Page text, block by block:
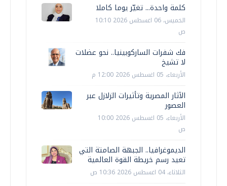
كلمة واحدة... تغيّر يوما كاملا
الخميس، 06 اغسطس 2026 10:10
ص
فك شفرات الساركوبينيا.. نحو عضلات
لا تشيخ
الأربعاء، 05 اغسطس 2026 12:00 م
الآثار المصرية وتأثيرات الزلازل عبر
العصور
الأربعاء، 05 اغسطس 2026 10:00
ص
الديموغرافيا.. الجبهة الصامتة التي
تعيد رسم خريطة القوة العالمية
الثلاثاء، 04 اغسطس 2026 10:36 ص